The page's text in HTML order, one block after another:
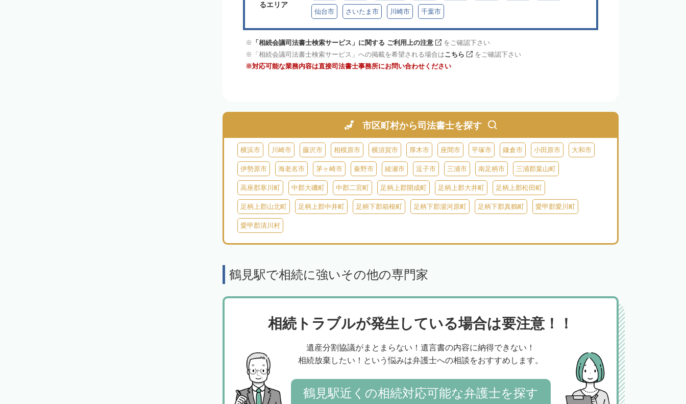
るエリア
仙台市 さいたま市 川崎市 千葉市
「相続会議司法書士検索サービス」に関する ご利用上の注意
をご確認下さい
「相続会議司法書士検索サービス」への掲載を希望される場合はこちら
をご確認下さい
対応可能な業務内容は直接司法書士事務所にお問い合わせください
市区町村から司法書士を探す
横浜市 川崎市 藤沢市 相模原市 横須賀市 厚木市 座間市 平塚市 鎌倉市 小田原市 大和市
伊勢原市 海老名市 茅ヶ崎市 秦野市 綾瀬市 逗子市 三浦市 南足柄市 三浦郡葉山町
高座郡寒川町 中郡大磯町 中郡二宮町 足柄上郡開成町 足柄上郡大井町 足柄上郡松田町
足柄上郡山北町 足柄上郡中井町 足柄下郡箱根町 足柄下郡湯河原町 足柄下郡真鶴町 愛甲郡愛川町
愛甲郡清川村
鶴見駅で相続に強いその他の専門家
相続トラブルが発生している場合は要注意！！
遺産分割協議がまとまらない！遺言書の内容に納得できない！
相続放棄したい！という悩みは弁護士への相談をおすすめします。
鶴見駅近くの相続対応可能な弁護士を探す